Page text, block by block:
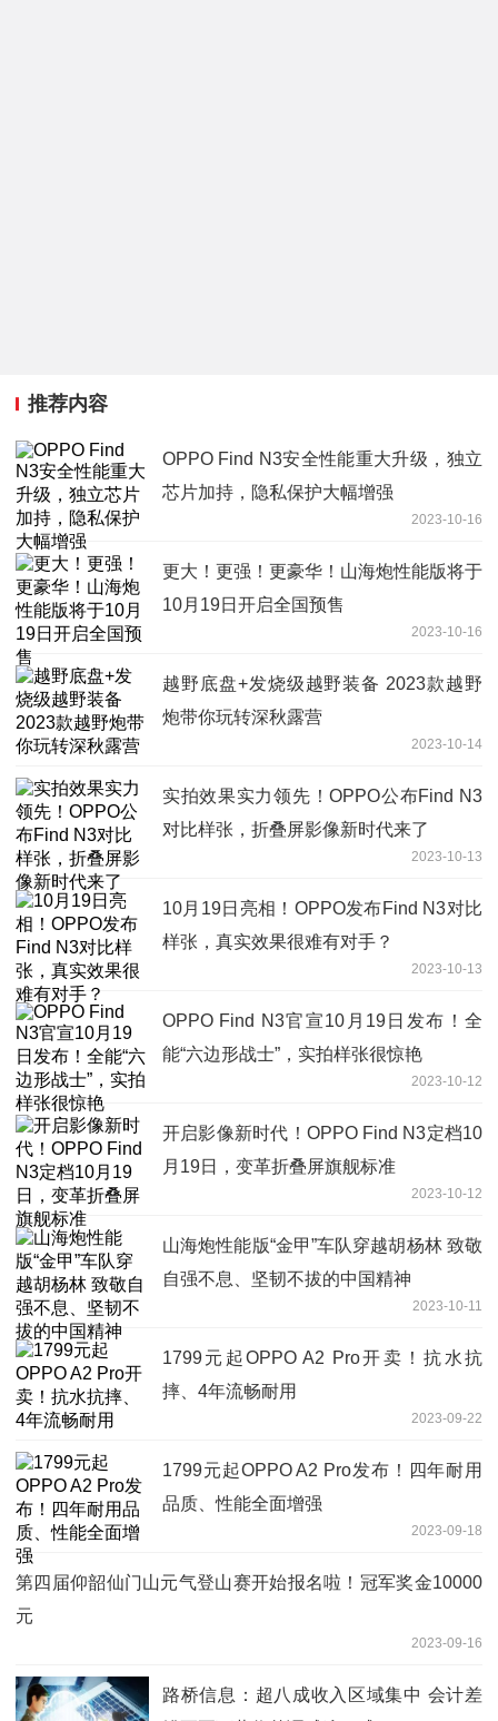
推荐内容
OPPO Find N3安全性能重大升级，独立
芯片加持，隐私保护大幅增强
2023-10-16
更大！更强！更豪华！山海炮性能版将于
10月19日开启全国预售
2023-10-16
越野底盘+发烧级越野装备 2023款越野
炮带你玩转深秋露营
2023-10-14
实拍效果实力领先！OPPO公布Find N3
对比样张，折叠屏影像新时代来了
2023-10-13
10月19日亮相！OPPO发布Find N3对比
样张，真实效果很难有对手？
2023-10-13
OPPO Find N3官宣10月19日发布！全
能“六边形战士”，实拍样张很惊艳
2023-10-12
开启影像新时代！OPPO Find N3定档10
月19日，变革折叠屏旗舰标准
2023-10-12
山海炮性能版“金甲”车队穿越胡杨林 致敬
自强不息、坚韧不拔的中国精神
2023-10-11
1799元起OPPO A2 Pro开卖！抗水抗
摔、4年流畅耐用
2023-09-22
1799元起OPPO A2 Pro发布！四年耐用
品质、性能全面增强
2023-09-18
第四届仰韶仙门山元气登山赛开始报名啦！冠军奖金10000
元
2023-09-16
路桥信息：超八成收入区域集中 会计差